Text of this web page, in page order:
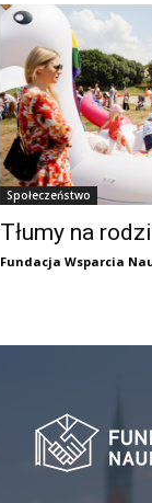
Społeczeństwo
Tłumy na
Fundacja Wsparcia